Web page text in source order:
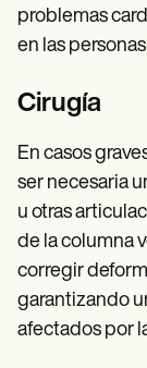
problemas
en las
Cirugía
En casos
ser necesaria
u otras
de la columna
corregir
garantizando
afectados por